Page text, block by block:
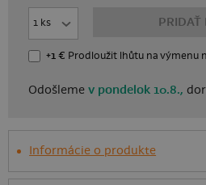
PRIDAŤ
+1 € Prodloužit lhůtuna výmenu
Odošlemev pondelok 10.8.,
Informácie o produkte